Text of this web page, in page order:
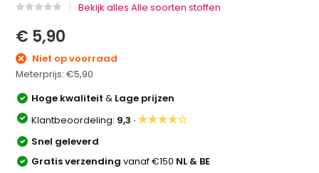
Bekijk alles Alle soorten stoffen
€ 5,90
Niet op voorraad
Meterprijs:€5,90
Hoge kwaliteit& Lage prijzen
Klantbeoordeling: 9,3 ·★★★★☆
Snel geleverd
Gratis verzendingvanaf €150 NL & BE